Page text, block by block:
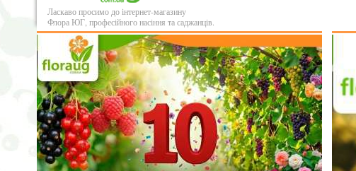
Ласкаво просимо до інтернет-магазину
Флора ЮГ, професійного насіння та саджанців.